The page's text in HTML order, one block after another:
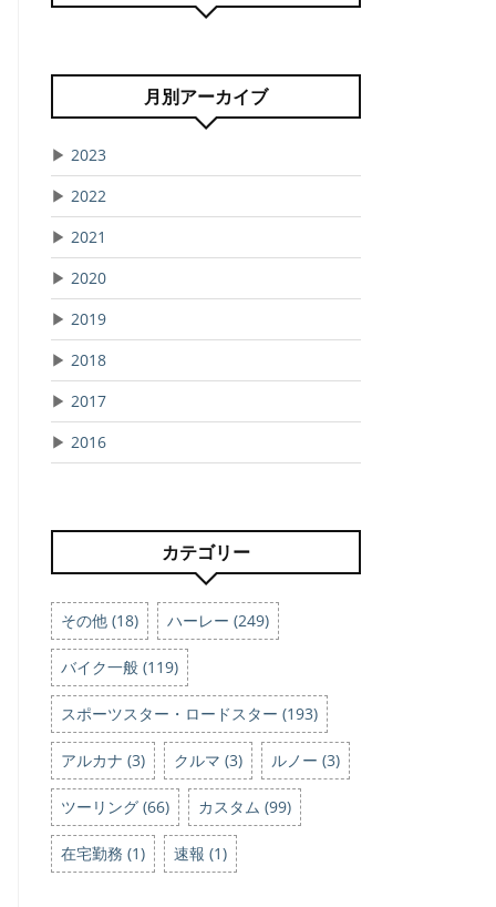
月別アーカイブ
▶ 2023
▶ 2022
▶ 2021
▶ 2020
▶ 2019
▶ 2018
▶ 2017
▶ 2016
カテゴリー
その他 (18) ハーレー (249)
バイク一般 (119)
スポーツスター・ロードスター (193)
アルカナ (3) クルマ (3) ルノー (3)
ツーリング (66) カスタム (99)
在宅勤務 (1) 速報 (1)